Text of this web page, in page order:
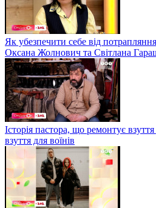
Як убезпечити себе від
Оксана Жолнович та Світлана
Історія пастора, що ремонтує
взуття для воїнів